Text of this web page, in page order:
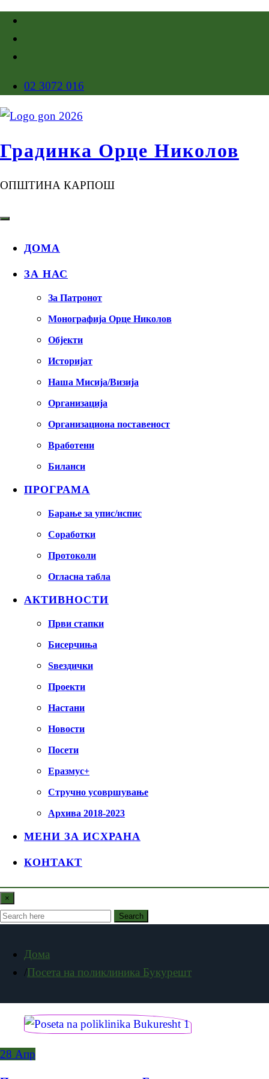
02 3072 016
Градинка Орце Николов
ОПШТИНА КАРПОШ
ДОМА
ЗА НАС
За Патронот
Монографија Орце Николов
Објекти
Историјат
Наша Мисија/Визија
Организација
Организациона поставеност
Вработени
Биланси
ПРОГРАМА
Барање за упис/испис
Соработки
Протоколи
Огласна табла
АКТИВНОСТИ
Први стапки
Бисерчиња
Ѕвездички
Проекти
Настани
Новости
Посети
Еразмус+
Стручно усовршување
Архива 2018-2023
МЕНИ ЗА ИСХРАНА
КОНТАКТ
×
Search
Дома
Посета на поликлиника Букурешт
28 Апр